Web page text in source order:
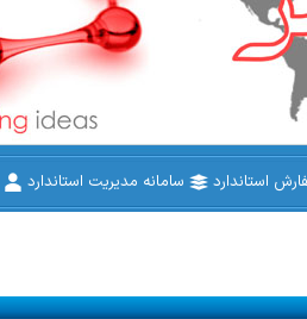
استاندارد سامانه مدیریت استاندارد